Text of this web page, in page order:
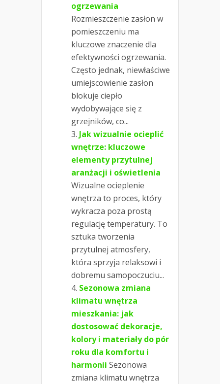
ogrzewania
Rozmieszczenie zasłon w
pomieszczeniu ma
kluczowe znaczenie dla
efektywności ogrzewania.
Często jednak, niewłaściwe
umiejscowienie zasłon
blokuje ciepło
wydobywające się z
grzejników, co...
Jak wizualnie ocieplić
wnętrze: kluczowe
elementy przytulnej
aranżacji i oświetlenia
Wizualne ocieplenie
wnętrza to proces, który
wykracza poza prostą
regulację temperatury. To
sztuka tworzenia
przytulnej atmosfery,
która sprzyja relaksowi i
dobremu samopoczuciu...
Sezonowa zmiana
klimatu wnętrza
mieszkania: jak
dostosować dekoracje,
kolory i materiały do pór
roku dla komfortu i
harmonii Sezonowa
zmiana klimatu wnętrza